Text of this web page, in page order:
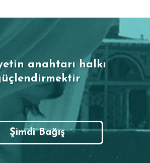
anahtarı halkı
Şimdi Bağış